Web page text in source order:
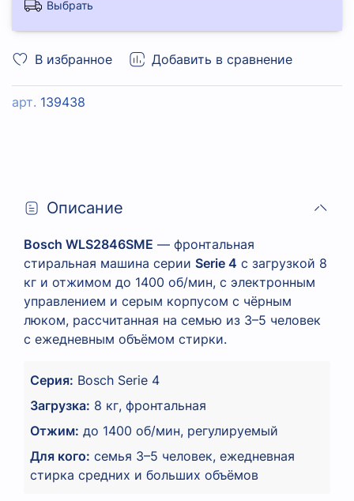
В избранное Добавить в сравнение
арт. 139438
Выбрать
Описание
Bosch WLS2846SME — фронтальная
стиральная машина серии Serie 4 с загрузкой 8
кг и отжимом до 1400 об/мин, с электронным
управлением и серым корпусом с чёрным
люком, рассчитанная на семью из 3–5 человек
с ежедневным объёмом стирки.
Серия: Bosch Serie 4
Загрузка: 8 кг, фронтальная
Отжим: до 1400 об/мин, регулируемый
Для кого: семья 3–5 человек, ежедневная
стирка средних и больших объёмов